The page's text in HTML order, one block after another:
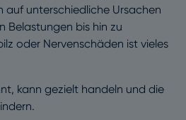
auf unterschiedliche Ursachen
Belastungen bis hin zu
oder Nervenschäden ist vieles
kann gezielt handeln und die